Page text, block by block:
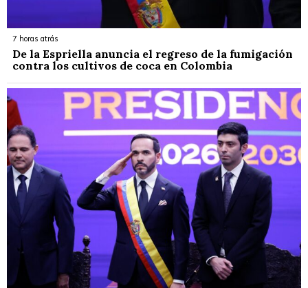
7 horas atrás
De la Espriella anuncia el regreso de la fumigación
contra los cultivos de coca en Colombia